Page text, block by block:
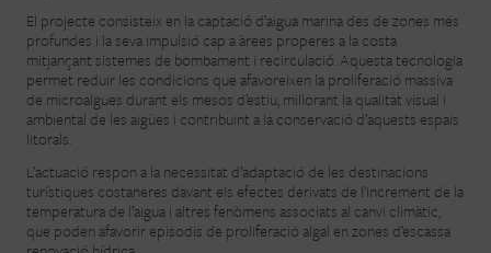
El projecte consisteix en la captació d’aigua marina des de zones més
profundes i la seva impulsió cap a àrees properes a la costa
mitjançant sistemes de bombament i recirculació. Aquesta tecnologia
permet reduir les condicions que afavoreixen la proliferació massiva
de microalgues durant els mesos d’estiu, millorant la qualitat visual i
ambiental de les aigües i contribuint a la conservació d’aquests espais
litorals.
L’actuació respon a la necessitat d’adaptació de les destinacions
turístiques costaneres davant els efectes derivats de l’increment de la
temperatura de l’aigua i altres fenòmens associats al canvi climàtic,
que poden afavorir episodis de proliferació algal en zones d’escassa